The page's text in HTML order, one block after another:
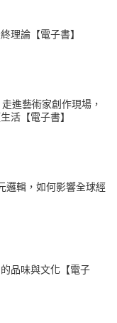
理論【電子書】
進藝術家創作現場，
活【電子書】
邏輯，如何影響全球經
品味與文化【電子